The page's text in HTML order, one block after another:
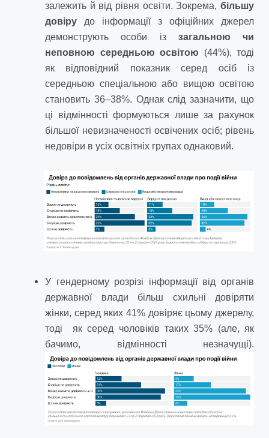
залежить й від рівня освіти. Зокрема, більшу
довіру до інформації з офіційних джерел
демонструють особи із загальною чи
неповною середньою освітою (44%), тоді
як відповідний показник серед осіб із
середньою спеціальною або вищою освітою
становить 36–38%. Однак слід зазначити, що
ці відмінності формуються лише за рахунок
більшої невизначеності освічених осіб; рівень
недовіри в усіх освітніх групах однаковий.
У гендерному розрізі інформації від органів
державної влади більш схильні довіряти
жінки, серед яких 41% довіряє цьому джерелу,
тоді як серед чоловіків таких 35% (але, як
бачимо, відмінності незначущі).